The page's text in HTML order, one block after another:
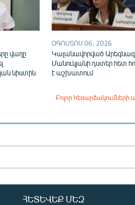
վաղը
նիստին
ՕԳՈՍՏՈՍ 06, 2026
Կալանավորված Արեգնազ
Մանուկյանի դստեր հետ
է աշխատում
Բոլոր հեռարձակումների
ՀԵՏԵՎԵՔ ՄԵԶ